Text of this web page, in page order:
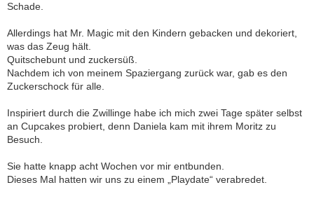
Schade.
Allerdings hat Mr. Magic mit den Kindern gebacken und dekoriert,
was das Zeug hält.
Quitschebunt und zuckersüß.
Nachdem ich von meinem Spaziergang zurück war, gab es den
Zuckerschock für alle.
Inspiriert durch die Zwillinge habe ich mich zwei Tage später selbst
an Cupcakes probiert, denn Daniela kam mit ihrem Moritz zu
Besuch.
Sie hatte knapp acht Wochen vor mir entbunden.
Dieses Mal hatten wir uns zu einem „Playdate“ verabredet.